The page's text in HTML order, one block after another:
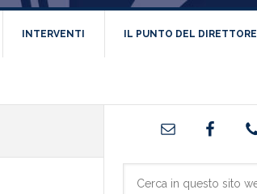
INTERVENTI IL PUNTO DEL DIRETTORE
Barra
primaria